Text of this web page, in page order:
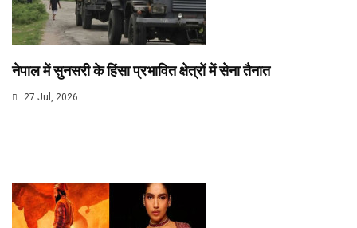
नेपाल में सुनसरी के हिंसा प्रभावित क्षेत्रों में सेना तैनात
27 Jul, 2026